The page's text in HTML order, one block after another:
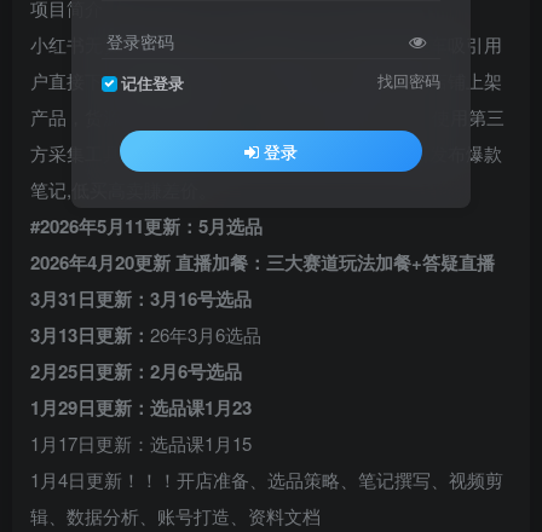
项目简介
小红书无货源卖货项目，是通过在小红书发笔记挂车吸引用
户直接下单购买的賺米模式。需要在小红书自己开店铺上架
产品，货源主要来自淘宝、1688、拼多多等平台，使用第三
方采集工具，加价后上架到小红书店铺，通过不断发布爆款
笔记,低买高卖賺差价。
#2026年5月11更新：5月选品
2026年4月20更新 直播加餐：三大赛道玩法加餐+答疑直播
3月31日更新：3月16号选品
3月13日更新： 26年3月6选品
2月25日更新：2月6号选品
1月29日更新：选品课1月23
1月17日更新：选品课1月15
1月4日更新！！！开店准备、选品策略、笔记撰写、视频剪
辑、数据分析、账号打造、资料文档
登录密码
记住登录 找回密码
登录